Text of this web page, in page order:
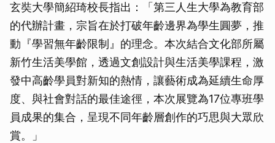
玄奘大學簡紹琦校長指出：「第三人生大學為教育部
的代辦計畫，宗旨在於打破年齡邊界為學生圓夢，推
動『學習無年齡限制』的理念。本次結合文化部所屬
新竹生活美學館，透過文創設計與生活美學課程，激
發中高齡學員對新知的熱情，讓藝術成為延續生命厚
度、與社會對話的最佳途徑，本次展覽為17位專班學
員成果的集合，呈現不同年齡層創作的巧思與大眾欣
賞。」